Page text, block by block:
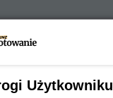
z dorsza
polskich stołach.